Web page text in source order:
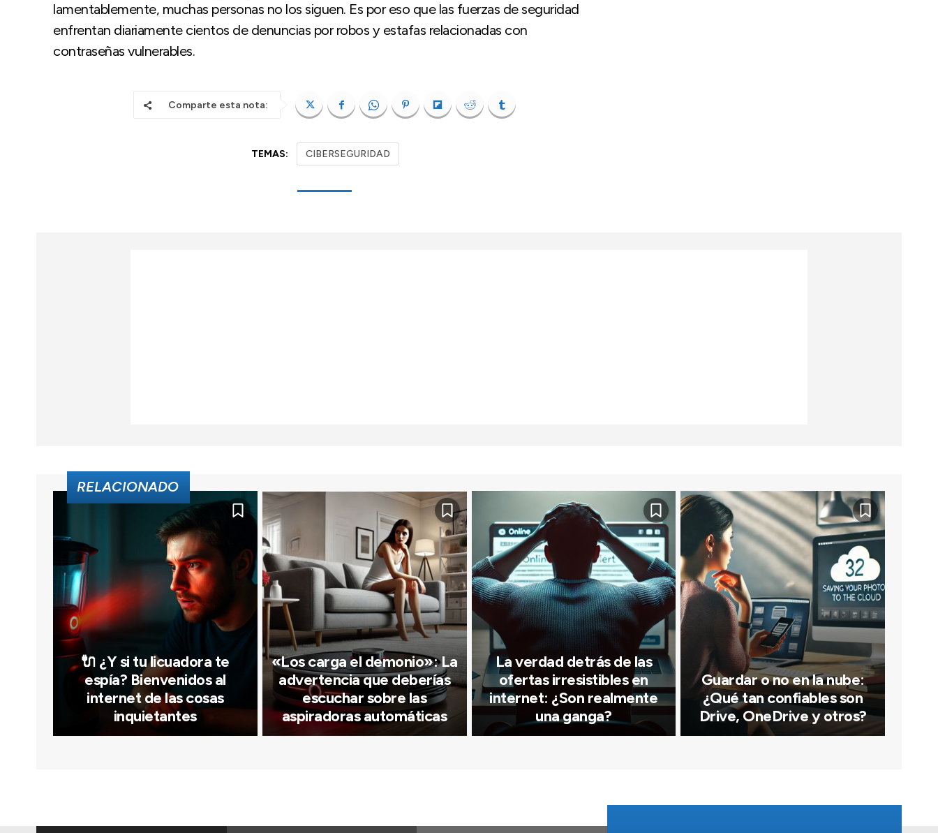
lamentablemente, muchas personas no los siguen. Es por eso que las fuerzas de seguridad
enfrentan diariamente cientos de denuncias por robos y estafas relacionadas con
contraseñas vulnerables.
Comparte esta nota:
TEMAS: CIBERSEGURIDAD
RELACIONADO
🔌 ¿Y si tu licuadora te
espía? Bienvenidos al
internet de las cosas
inquietantes
«Los carga el demonio»: La
advertencia que deberías
escuchar sobre las
aspiradoras automáticas
La verdad detrás de las
ofertas irresistibles en
internet: ¿Son realmente
una ganga?
Guardar o no en la nube:
¿Qué tan confiables son
Drive, OneDrive y otros?